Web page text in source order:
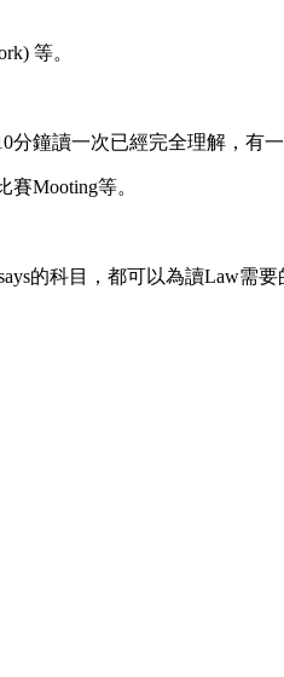
等。
分鐘讀一次已經完全理解，有
Mooting等。
的科目，都可以為讀Law